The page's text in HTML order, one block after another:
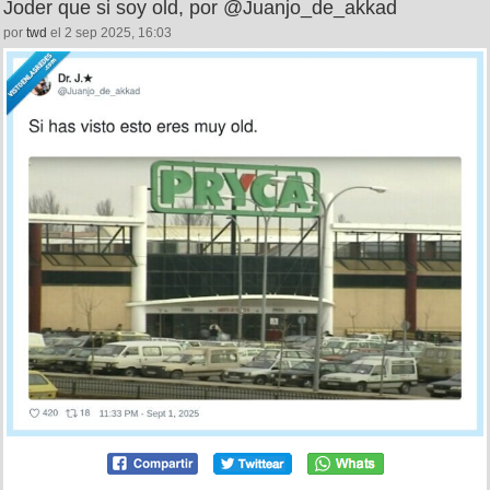
Joder que si soy old, por @Juanjo_de_akkad
por twd el 2 sep 2025, 16:03